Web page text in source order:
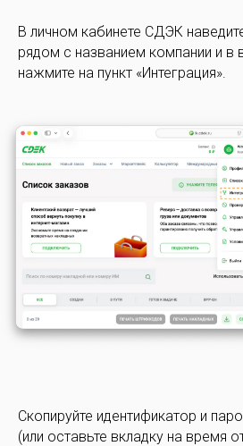
В личном кабинете СДЭК
рядом с названием компании и
нажмите на пункт «Интеграция».
Скопируйте идентификатор и
(или оставьте вкладку на время